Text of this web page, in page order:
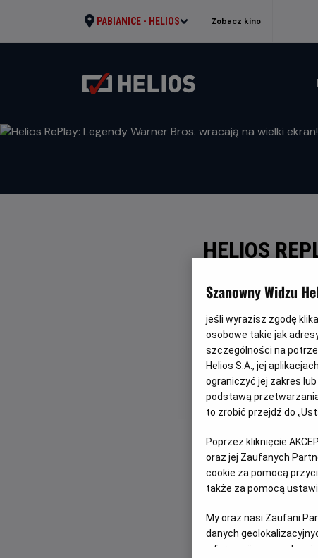
PABIANICE - HELIOS Zobacz kino
HELIOS
WRÓĆ DO
Tego lata
projektuHelios
Bros.”.W lipcu i
zapisały się w
To niepowtarzalna
po raz pierwszy w
prezentowanych
widzów będzie to
18 lipca –
Szanowny Widzu
jeśli wyrazisz zgodę
osobowe takie jak
szczególności na
Helios S.A., jej
ograniczyć jej zakres
podstawą
to zrobić przejdź do
Poprzez kliknięcie
oraz jej Zaufanych
cookie za pomocą
także za pomocą
My oraz nasi Zaufani
danych
informacji na